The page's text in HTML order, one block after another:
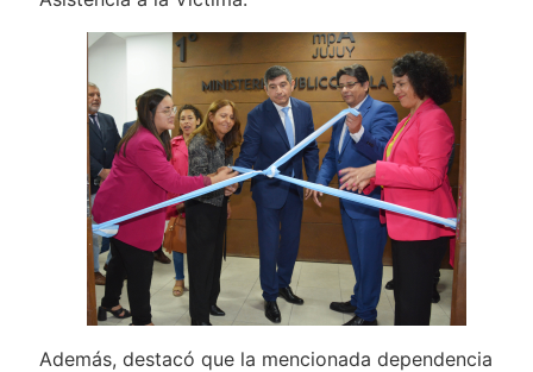
Además, destacó que la mencionada dependencia